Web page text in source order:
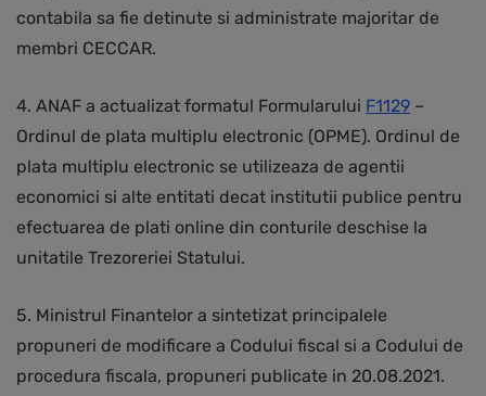
contabila sa fie detinute si administrate majoritar de
membri CECCAR.
4. ANAF a actualizat formatul Formularului F1129 –
Ordinul de plata multiplu electronic (OPME). Ordinul de
plata multiplu electronic se utilizeaza de agentii
economici si alte entitati decat institutii publice pentru
efectuarea de plati online din conturile deschise la
unitatile Trezoreriei Statului.
5. Ministrul Finantelor a sintetizat principalele
propuneri de modificare a Codului fiscal si a Codului de
procedura fiscala, propuneri publicate in 20.08.2021.